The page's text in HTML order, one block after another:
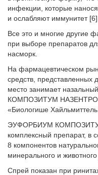
инфекции, которые
и ослабляют иммунитет [6].
Все это и многие другие
при выборе препаратов
насморк.
На фармацевтическом
средств, представленных
место занимает
КОМПОЗИТУМ
«Биологише
ЭУФОРБИУМ
комплексный препарат, в
8 компонентов
минерального и животного
Спрей показан при